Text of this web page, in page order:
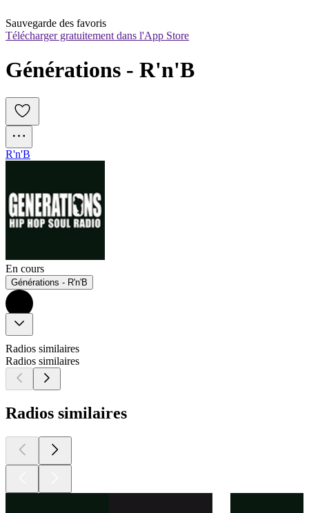
Sauvegarde des favoris
Télécharger gratuitement dans l'App Store
Générations - R'n'B
R'n'B
En cours
Générations - R'n'B
Radios similaires
Radios similaires
Radios similaires